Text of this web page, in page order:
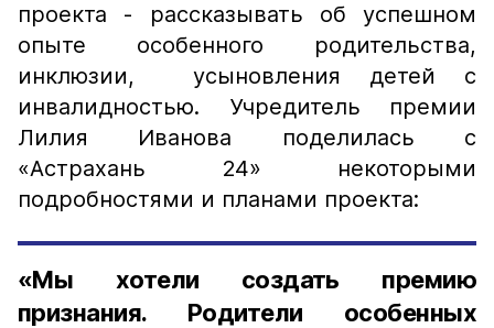
проекта - рассказывать об успешном
опыте особенного родительства,
инклюзии, усыновления детей с
инвалидностью. Учредитель премии
Лилия Иванова поделилась с
«Астрахань 24» некоторыми
подробностями и планами проекта:
«Мы хотели создать премию
признания. Родители особенных